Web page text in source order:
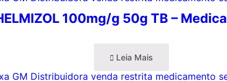
100mg/g 50g TB –
Leia Mais